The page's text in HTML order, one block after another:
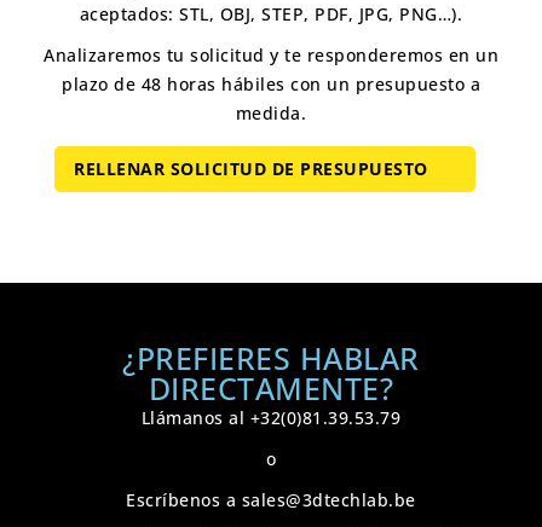
aceptados: STL, OBJ, STEP, PDF, JPG, PNG…).
Analizaremos tu solicitud y te responderemos en un
plazo de 48 horas hábiles con un presupuesto a
medida.
RELLENAR SOLICITUD DE PRESUPUESTO
¿PREFIERES HABLAR
DIRECTAMENTE?
Llámanos al +32(0)81.39.53.79
o
Escríbenos a sales@3dtechlab.be